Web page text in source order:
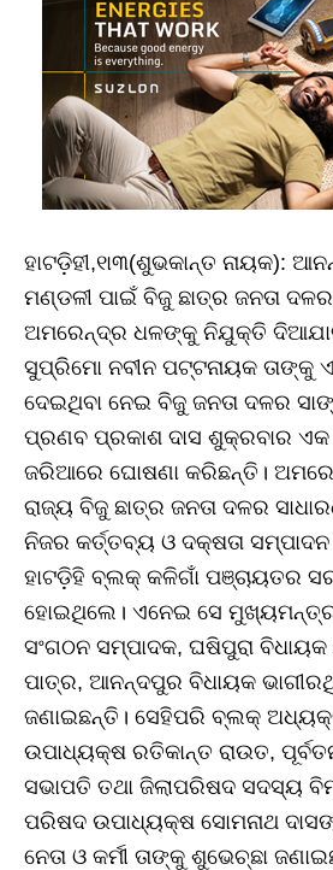
ହାଟଡ଼ିହୀ,୧ା୩(ଶୁଭକାନ୍ତ ନାୟକ):
ମଣ୍ଡଳୀ ପାଇଁ ବିଜୁ ଛାତ୍ର ଜନତା
ଅମରେନ୍ଦ୍ର ଧଳଙ୍କୁ ନିଯୁକ୍ତି
ସୁପ୍ରିମୋ ନବୀନ ପଟ୍ଟନାୟକ ତାଙ୍କୁ
ଦେଇଥିବା ନେଇ ବିଜୁ ଜନତା ଦଳର
ପ୍ରଣବ ପ୍ରକାଶ ଦାସ ଶୁକ୍ରବାର
ଜରିଆରେ ଘୋଷଣା କରିଛନ୍ତି।
ରାଜ୍ୟ ବିଜୁ ଛାତ୍ର ଜନତା ଦଳର
ନିଜର କର୍ତ୍ତବ୍ୟ ଓ ଦକ୍ଷତା
ହାଟଡ଼ିହି ବ୍ଲକ୍‌ କଳିଗାଁ ପଞ୍ଚାୟତର
ହୋଇଥିଲେ। ଏନେଇ ସେ
ସଂଗଠନ ସମ୍ପାଦକ, ଘଷିପୁରା ବିଧାୟକ
ପାତ୍ର, ଆନନ୍ଦପୁର ବିଧାୟକ ଭାଗୀରଥି
ଜଣାଇଛନ୍ତି। ସେହିପରି ବ୍ଲକ୍‌
ଉପାଧ୍ୟକ୍ଷ ରତିକାନ୍ତ ରାଉତ,
ସଭାପତି ତଥା ଜିଲାପରିଷଦ ସଦସ୍ୟ
ପରିଷଦ ଉପାଧ୍ୟକ୍ଷ ସୋମନାଥ
ନେତା ଓ କର୍ମୀ ତାଙ୍କୁ ଶୁଭେଚ୍ଛା